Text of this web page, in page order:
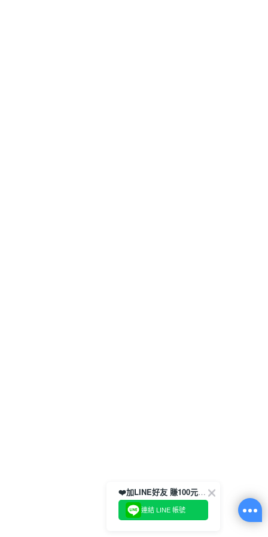
❤️加LINE好友 賺100元券！
連結 LINE 帳號